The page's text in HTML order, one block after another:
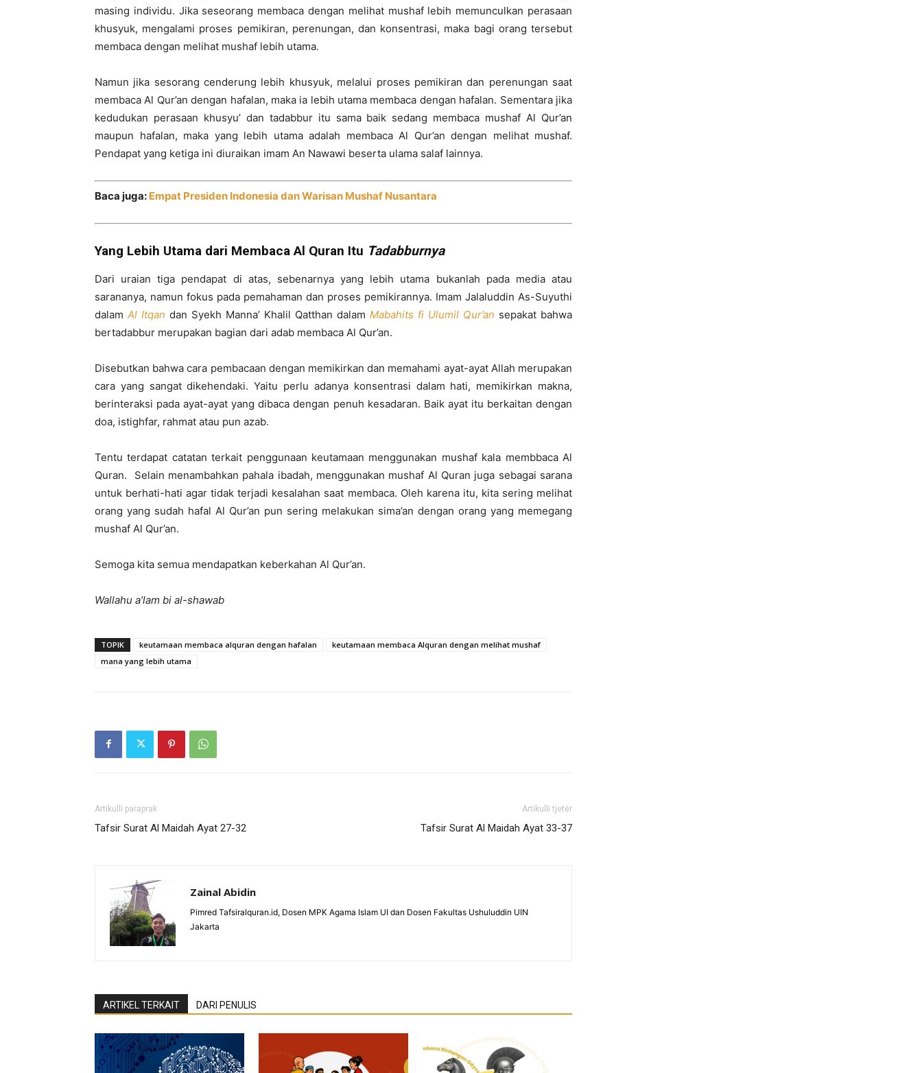
masing individu. Jika seseorang membaca dengan melihat mushaf lebih memunculkan perasaan
khusyuk, mengalami proses pemikiran, perenungan, dan konsentrasi, maka bagi orang tersebut
membaca dengan melihat mushaf lebih utama.
Namun jika sesorang cenderung lebih khusyuk, melalui proses pemikiran dan perenungan saat
membaca Al Qur’an dengan hafalan, maka ia lebih utama membaca dengan hafalan. Sementara jika
kedudukan perasaan khusyu’ dan tadabbur itu sama baik sedang membaca mushaf Al Qur’an
maupun hafalan, maka yang lebih utama adalah membaca Al Qur’an dengan melihat mushaf.
Pendapat yang ketiga ini diuraikan imam An Nawawi beserta ulama salaf lainnya.
Baca juga: Empat Presiden Indonesia dan Warisan Mushaf Nusantara
Yang Lebih Utama dari Membaca Al Quran Itu Tadabburnya
Dari uraian tiga pendapat di atas, sebenarnya yang lebih utama bukanlah pada media atau
sarananya, namun fokus pada pemahaman dan proses pemikirannya. Imam Jalaluddin As-Suyuthi
dalam Al Itqan dan Syekh Manna’ Khalil Qatthan dalam Mabahits fi Ulumil Qur’an sepakat bahwa
bertadabbur merupakan bagian dari adab membaca Al Qur’an.
Disebutkan bahwa cara pembacaan dengan memikirkan dan memahami ayat-ayat Allah merupakan
cara yang sangat dikehendaki. Yaitu perlu adanya konsentrasi dalam hati, memikirkan makna,
berinteraksi pada ayat-ayat yang dibaca dengan penuh kesadaran. Baik ayat itu berkaitan dengan
doa, istighfar, rahmat atau pun azab.
Tentu terdapat catatan terkait penggunaan keutamaan menggunakan mushaf kala membbaca Al
Quran. Selain menambahkan pahala ibadah, menggunakan mushaf Al Quran juga sebagai sarana
untuk berhati-hati agar tidak terjadi kesalahan saat membaca. Oleh karena itu, kita sering melihat
orang yang sudah hafal Al Qur’an pun sering melakukan sima’an dengan orang yang memegang
mushaf Al Qur’an.
Semoga kita semua mendapatkan keberkahan Al Qur’an.
Wallahu a’lam bi al-shawab
TOPIK keutamaan membaca alquran dengan hafalan
keutamaan membaca Alquran dengan melihat mushaf
mana yang lebih utama
Artikulli paraprak
Tafsir Surat Al Maidah Ayat 27-32
Artikulli tjetër
Tafsir Surat Al Maidah Ayat 33-37
Zainal Abidin
Pimred Tafsiralquran.id, Dosen MPK Agama Islam UI dan Dosen Fakultas Ushuluddin UIN
Jakarta
ARTIKEL TERKAIT DARI PENULIS